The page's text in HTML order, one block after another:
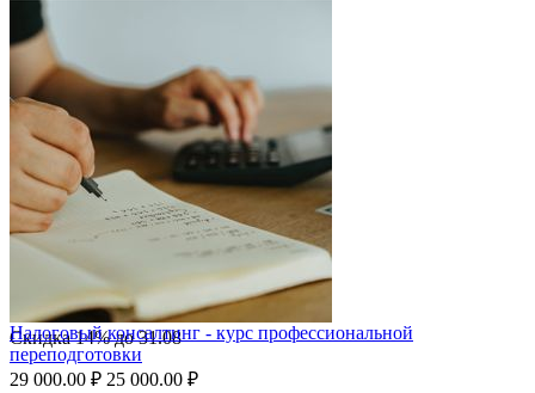
Скидка14%до31.08
Налоговый консалтинг - курс профессиональной
переподготовки
29 000.00 ₽ 25 000.00 ₽